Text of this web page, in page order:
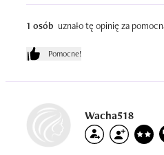
Powiedzieć mogę tyle, że
spojrzenie wyrazistości.
rzęs na ruchomej części
rozmarze, a do tego ten
Osobiście jestem
1 osób uznało tę opinię za
Pomocne!
Wacha518